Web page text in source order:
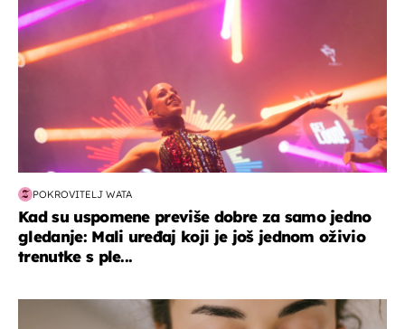
POKROVITELJ WATA
Kad su uspomene previše dobre za samo jedno
gledanje: Mali uređaj koji je još jednom oživio
trenutke s ple...
moda & ljepota